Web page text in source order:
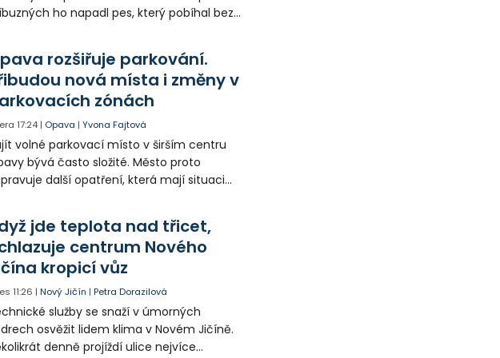
ho napadl pes, který pobíhal bez
psa hledá.
rozšiřuje parkování.
nová místa i změny v
zónách
17:24 | Opava |Yvona Fajtová
volné parkovací místo v širším centru
bývá často složité. Město proto
další opatření, která mají situaci
dopravy a některé novinky čekají
řidiče v parkovacích zónách.
jde teplota nad třicet,
centrum Nového
kropicí vůz
11:26 |Nový Jičín |Petra Dorazilová
služby se snaží v úmorných
osvěžit lidem klima v Novém Jičíně.
denně projíždí ulice nejvíce